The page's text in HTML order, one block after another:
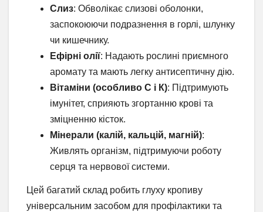
Слиз: Обволікає слизові оболонки,
заспокоюючи подразнення в горлі, шлунку
чи кишечнику.
Ефірні олії: Надають рослині приємного
аромату та мають легку антисептичну дію.
Вітаміни (особливо С і К): Підтримують
імунітет, сприяють згортанню крові та
зміцненню кісток.
Мінерали (калій, кальцій, магній):
Живлять організм, підтримуючи роботу
серця та нервової системи.
Цей багатий склад робить глуху кропиву
універсальним засобом для профілактики та